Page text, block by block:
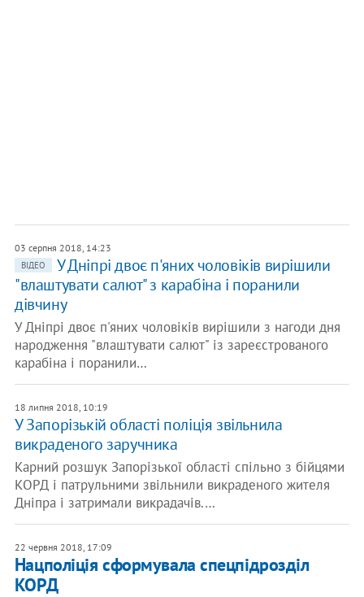
03 серпня 2018, 14:23
ВІДЕО
У Дніпрі двоє п'яних чоловіків вирішили
"влаштувати салют" з карабіна і поранили
дівчину
У Дніпрі двоє п'яних чоловіків вирішили з нагоди дня
народження "влаштувати салют" із зареєстрованого
карабіна і поранили…
18 липня 2018, 10:19
У Запорізькій області поліція звільнила
викраденого заручника
Карний розшук Запорізької області спільно з бійцями
КОРД і патрульними звільнили викраденого жителя
Дніпра і затримали викрадачів.…
22 червня 2018, 17:09
Нацполіція сформувала спецпідрозділ
КОРД